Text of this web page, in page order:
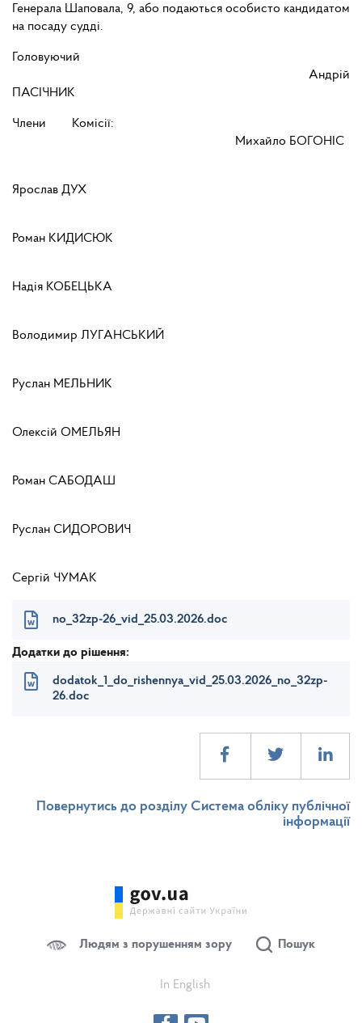
Генерала Шаповала, 9, або подаються особисто кандидатом
на посаду судді.
Головуючий
Андрій
ПАСІЧНИК
Члени Комісії:
Михайло БОГОНІС
Ярослав ДУХ
Роман КИДИСЮК
Надія КОБЕЦЬКА
Володимир ЛУГАНСЬКИЙ
Руслан МЕЛЬНИК
Олексій ОМЕЛЬЯН
Роман САБОДАШ
Руслан СИДОРОВИЧ
Сергій ЧУМАК
no_32zp-26_vid_25.03.2026.doc
Додатки до рішення:
dodatok_1_do_rishennya_vid_25.03.2026_no_32zp-
26.doc
Повернутись до розділу Система обліку публічної
інформації
Людям з порушенням зору Пошук
In English